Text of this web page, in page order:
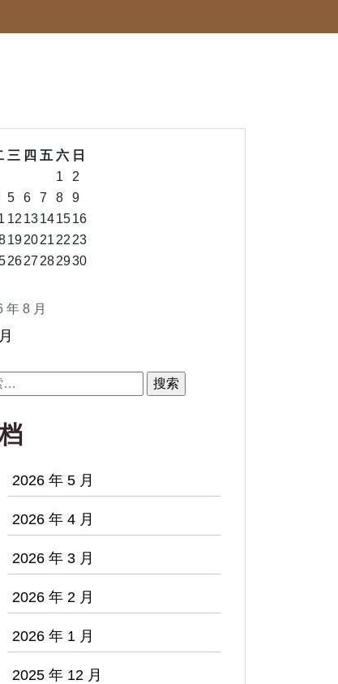
年 8 月
三 四 五 六 日
1
2
5 6 7 8
9
12 13141516
192021 22 23
2627 282930
2026 年 5 月
2026 年 4 月
2026 年 3 月
2026 年 2 月
2026 年 1 月
2025 年 12 月